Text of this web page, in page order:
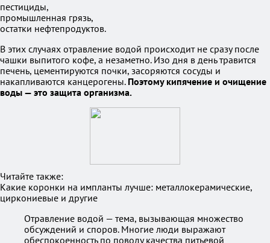
пестициды,
промышленная грязь,
остатки нефтепродуктов.
В этих случаях отравление водой происходит не сразу после
чашки выпитого кофе, а незаметно. Изо дня в день травится
печень, цементируются почки, засоряются сосуды и
накапливаются канцерогены. Поэтому кипячение и очищение
воды — это защита организма.
Читайте также:
Какие коронки на импланты лучше: металлокерамические,
циркониевые и другие
Отравление водой — тема, вызывающая множество
обсуждений и споров. Многие люди выражают
обеспокоенность по поводу качества питьевой